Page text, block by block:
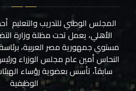
المجلس الوطني للتدريب
الأهلي، يعمل تحت مظلة وزارة
مستوي جمهورية مصر العربية،
النحاس أمين عام مجلس الوزراء
سابقاً، تأسس بعضوية رؤساء
الوظيفية